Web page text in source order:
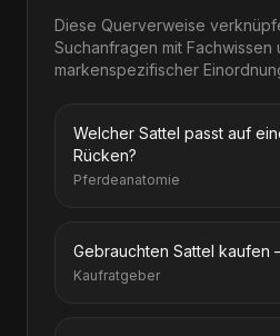
Diese Querverweise
Suchanfragen mit Fachwissen
markenspezifischer
Welcher Sattel passt auf
Rücken?
Pferdeanatomie
Gebrauchten Sattel kaufen
Kaufratgeber